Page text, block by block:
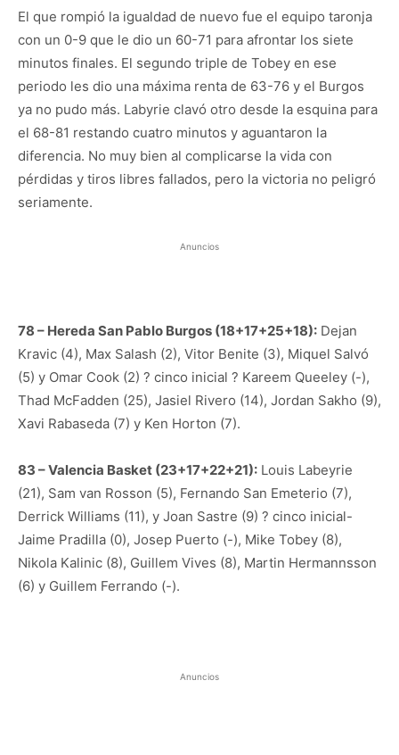
El que rompió la igualdad de nuevo fue el equipo taronja
con un 0-9 que le dio un 60-71 para afrontar los siete
minutos finales. El segundo triple de Tobey en ese
periodo les dio una máxima renta de 63-76 y el Burgos
ya no pudo más. Labyrie clavó otro desde la esquina para
el 68-81 restando cuatro minutos y aguantaron la
diferencia. No muy bien al complicarse la vida con
pérdidas y tiros libres fallados, pero la victoria no peligró
seriamente.
Anuncios
78 – Hereda San Pablo Burgos (18+17+25+18): Dejan
Kravic (4), Max Salash (2), Vitor Benite (3), Miquel Salvó
(5) y Omar Cook (2) ? cinco inicial ? Kareem Queeley (-),
Thad McFadden (25), Jasiel Rivero (14), Jordan Sakho (9),
Xavi Rabaseda (7) y Ken Horton (7).
83 – Valencia Basket (23+17+22+21): Louis Labeyrie
(21), Sam van Rosson (5), Fernando San Emeterio (7),
Derrick Williams (11), y Joan Sastre (9) ? cinco inicial-
Jaime Pradilla (0), Josep Puerto (-), Mike Tobey (8),
Nikola Kalinic (8), Guillem Vives (8), Martin Hermannsson
(6) y Guillem Ferrando (-).
Anuncios